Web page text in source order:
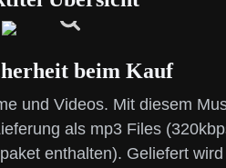
beim Kauf
und Videos. Mit diesem
als mp3 Files
enthalten). Geliefert